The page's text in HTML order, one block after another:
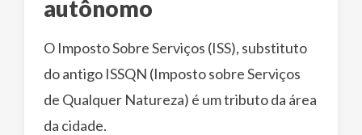
autônomo
O Imposto Sobre Serviços (ISS), substituto
do antigo ISSQN (Imposto sobre Serviços
de Qualquer Natureza) é um tributo da área
da cidade.